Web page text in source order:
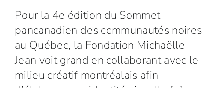
Pour la 4e édition du Sommet
pancanadien des communautés noires
au Québec, la Fondation Michaëlle
Jean voit grand en collaborant avec le
milieu créatif montréalais afin